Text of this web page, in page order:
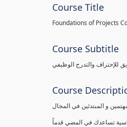
Course Title
Course Subtitle
للإحتراف والتدرج الوظيفي
Course
و المبتدئين في المجال
تساعدك في المضي قدماً